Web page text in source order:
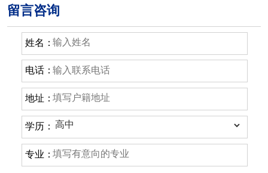
留言咨询
姓名：
电话：
地址：
学历：
专业：